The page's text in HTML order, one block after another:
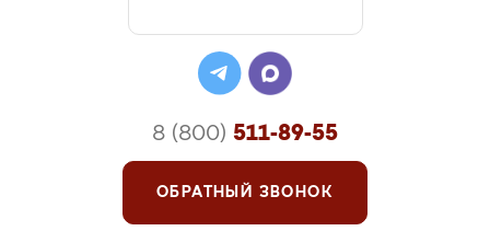
8 (800) 511-89-55
ОБРАТНЫЙ ЗВОНОК